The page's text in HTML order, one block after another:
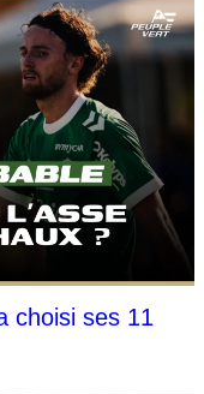
choisi ses 11